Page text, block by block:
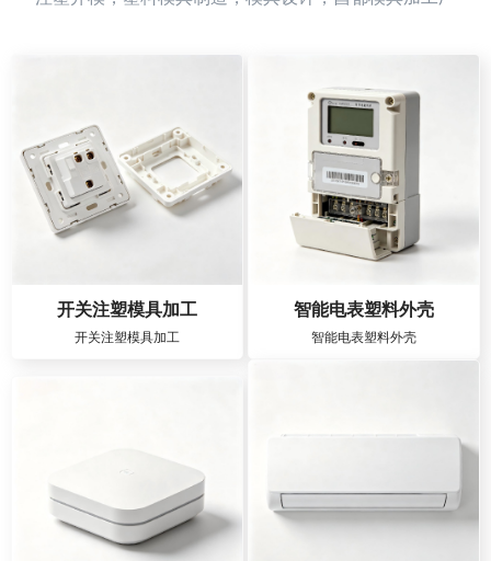
开关注塑模具加工
开关注塑模具加工
智能电表塑料外壳
智能电表塑料外壳